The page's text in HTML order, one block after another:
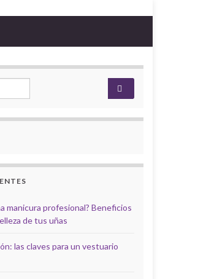
manicura profesional? Beneficios
de tus uñas
las claves para un vestuario